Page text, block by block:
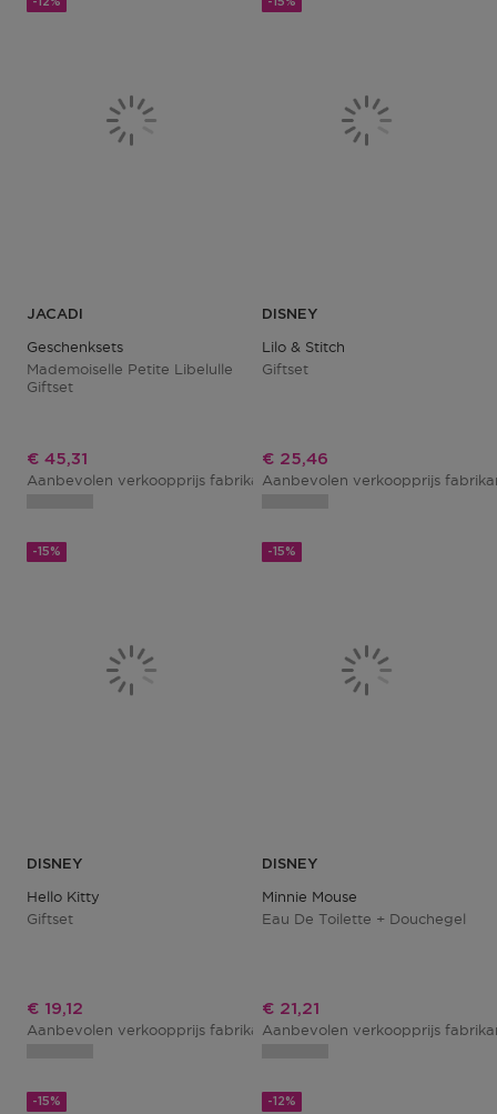
JACADI
Geschenksets
Mademoiselle Petite Libelulle
Giftset
Kortingsprijs
€ 45,31
Aanbevolen verkoopprijs fabrikant€ 51,49
DISNEY
Lilo & Stitch
Giftset
Kortingsprijs
€ 25,46
Aanbevolen verkoopprijs
-15%
DISNEY
Hello Kitty
Giftset
Kortingsprijs
€ 19,12
Aanbevolen verkoopprijs fabrikant€ 22,50
-15%
DISNEY
Minnie Mouse
Eau De Toilette + Douchegel
Kortingsprijs
€ 21,21
Aanbevolen verkoopprijs
-15% -12%